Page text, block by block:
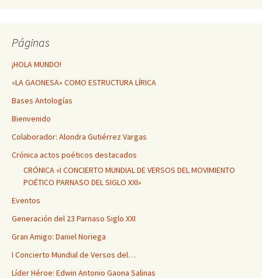
Páginas
¡HOLA MUNDO!
«LA GAONESA» COMO ESTRUCTURA LÍRICA
Bases Antologías
Bienvenido
Colaborador: Alondra Gutiérrez Vargas
Crónica actos poéticos destacados
CRÓNICA «I CONCIERTO MUNDIAL DE VERSOS DEL MOVIMIENTO
POÉTICO PARNASO DEL SIGLO XXI»
Eventos
Generación del 23 Parnaso Siglo XXI
Gran Amigo: Daniel Noriega
I Concierto Mundial de Versos del…
Líder Héroe: Edwin Antonio Gaona Salinas